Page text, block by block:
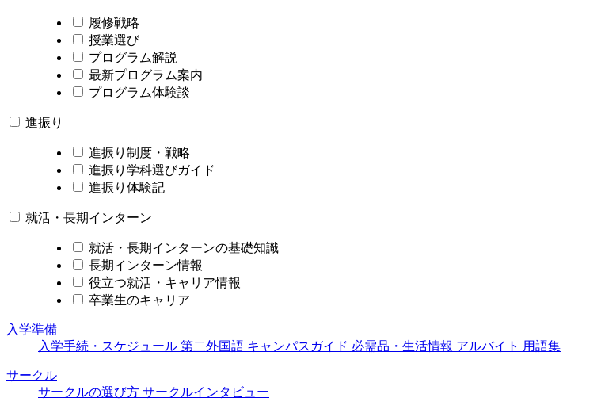
履修戦略
授業選び
プログラム解説
最新プログラム案内
プログラム体験談
進振り
進振り制度・戦略
進振り学科選びガイド
進振り体験記
就活・長期インターン
就活・長期インターンの基礎知識
長期インターン情報
役立つ就活・キャリア情報
卒業生のキャリア
入学準備
入学手続・スケジュール 第二外国語 キャンパスガイド 必需品・生活情報 アルバイト 用語集
サークル
サークルの選び方 サークルインタビュー